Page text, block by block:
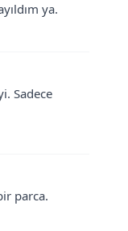
ya.
Sadece
parca.